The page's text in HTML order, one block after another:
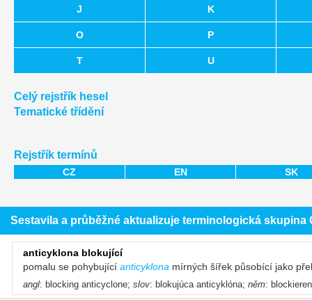
J K
O P
T U
Celý rejstřík hesel
Tematické třídění
Rejstřík termínů
CZ EN SK
Sestavila a průběžné aktualizuje terminologická
anticyklona blokující
pomalu se pohybující anticyklona mírných šířek působící jako
angl: blocking anticyclone; slov: blokujúca anticyklóna; něm: